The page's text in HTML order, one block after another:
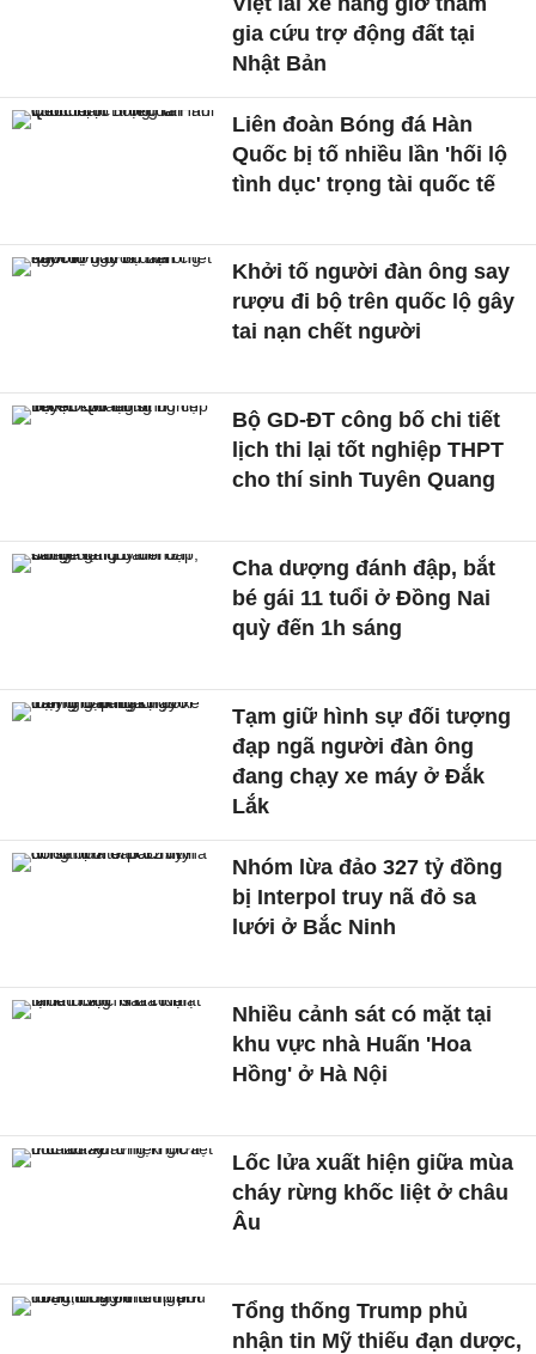
gia cứu trợ động đất tại
Nhật Bản
Liên đoàn Bóng đá Hàn
Quốc bị tố nhiều lần 'hối lộ
tình dục' trọng tài quốc tế
Khởi tố người đàn ông say
rượu đi bộ trên quốc lộ gây
tai nạn chết người
Bộ GD-ĐT công bố chi tiết
lịch thi lại tốt nghiệp THPT
cho thí sinh Tuyên Quang
Cha dượng đánh đập, bắt
bé gái 11 tuổi ở Đồng Nai
quỳ đến 1h sáng
Tạm giữ hình sự đối tượng
đạp ngã người đàn ông
đang chạy xe máy ở Đắk
Lắk
Nhóm lừa đảo 327 tỷ đồng
bị Interpol truy nã đỏ sa
lưới ở Bắc Ninh
Nhiều cảnh sát có mặt tại
khu vực nhà Huấn 'Hoa
Hồng' ở Hà Nội
Lốc lửa xuất hiện giữa mùa
cháy rừng khốc liệt ở châu
Âu
Tổng thống Trump phủ
nhận tin Mỹ thiếu đạn dược,